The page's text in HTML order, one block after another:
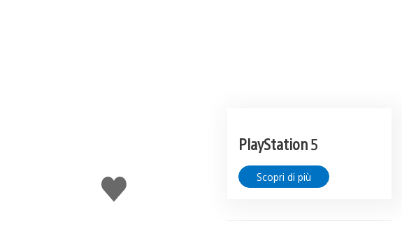
Mi
piace
PlayStation 5
Scopri di più